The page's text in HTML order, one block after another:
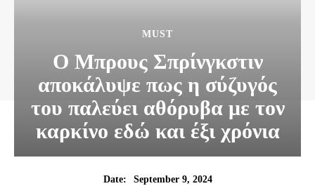
MUST
Ο Μπρους Σπρίνγκστιν
αποκάλυψε πως η σύζυγός
του παλεύει αθόρυβα με τον
καρκίνο εδώ και έξι χρόνια
Date: September 9, 2024